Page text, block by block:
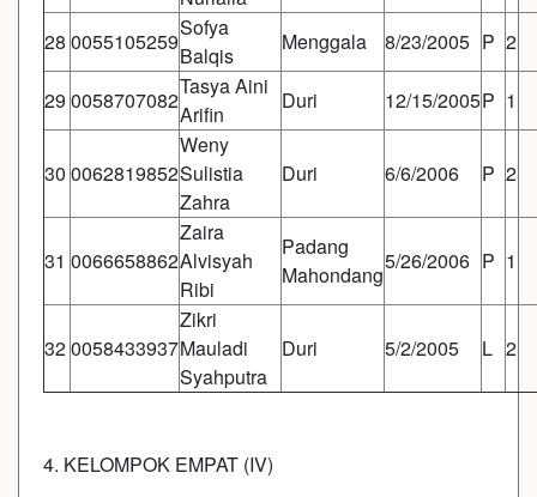
28 0055105259
Sofya
Balqis
Menggala 8/23/2005 P 2
29 0058707082
Tasya Aini
Arifin
Duri 12/15/2005P 1
30 0062819852
Weny
Sulistia
Zahra
Duri 6/6/2006 P 2
31 0066658862
Zaira
Alvisyah
Ribi
Padang
Mahondang
5/26/2006 P 1
320058433937
Zikri
Mauladi
Syahputra
Duri 5/2/2005 L 2
4. KELOMPOK EMPAT (IV)